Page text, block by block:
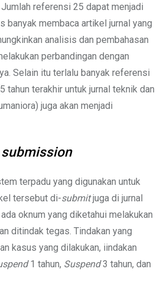
referensi 25 dapat menjadi
banyak membaca artikel jurnal yang
analisis dan pembahasan
perbandingan dengan
Selain itu terlalu banyak referensi
tahun terakhir untuk jurnal teknik dan
juga akan menjadi
terpadu yang digunakan untuk
tersebut di-submitjuga di jurnal
oknum yang diketahui melakukan
ditindak tegas. Tindakan yang
kasus yang dilakukan, iindakan
1 tahun, Suspend3 tahun, dan